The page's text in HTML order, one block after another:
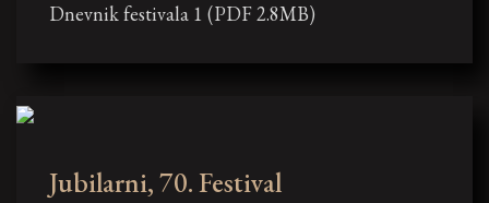
Dnevnik festivala 1 (PDF 2.8MB)
Jubilarni, 70. Festival